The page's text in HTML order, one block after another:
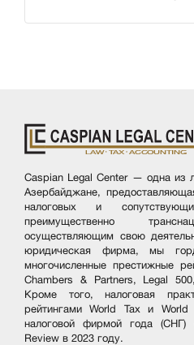
Caspian Legal Center — одна из
Азербайджане,
налоговых и
преимущественно
осуществляющим свою
юридическая фирма, мы
многочисленные престижные
Chambers & Partners, Legal
Кроме того, налоговая
рейтингами World Tax и
налоговой фирмой года (СНГ)
Review в 2023 году.